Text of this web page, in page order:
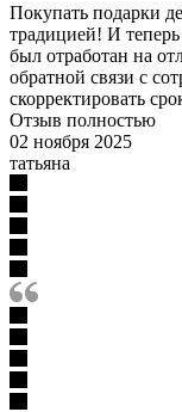
Покупать подарки
традицией! И теперь
был отработан на
обратной связи с
скорректировать
Отзыв полностью
02 ноября 2025
татьяна